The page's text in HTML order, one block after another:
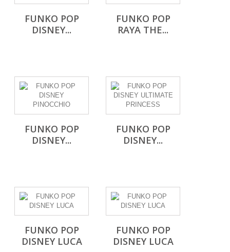
FUNKO POP
DISNEY...
FUNKO POP
RAYA THE...
FUNKO POP
DISNEY...
FUNKO POP
DISNEY...
FUNKO POP
DISNEY LUCA
FUNKO POP
DISNEY LUCA